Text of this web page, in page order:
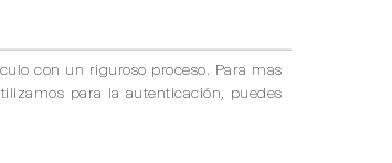
con un riguroso proceso. Para mas
para la autenticación, puedes